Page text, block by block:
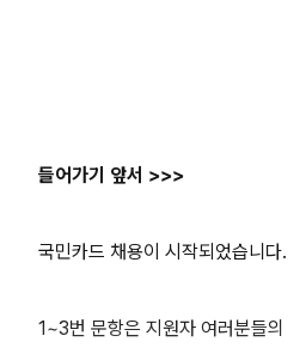
들어가기 앞서 >>>
국민카드 채용이 시작되었습니다.
1~3번 문항은 지원자 여러분들의